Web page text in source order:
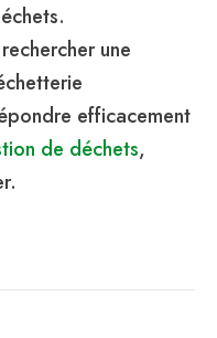
une
efficacement
de déchets,